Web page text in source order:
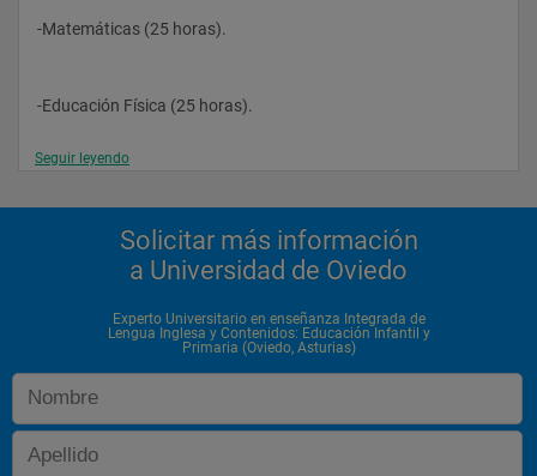
-Matemáticas (25 horas).
-Educación Física (25 horas).
Seguir leyendo
Solicitar más información
a Universidad de Oviedo
Experto Universitario en enseñanza Integrada de
Lengua Inglesa y Contenidos: Educación Infantil y
Primaria (Oviedo, Asturias)